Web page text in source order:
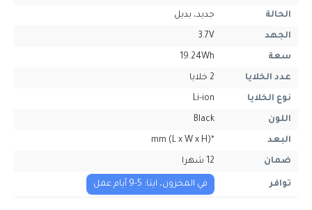
الحالة جديد، بديل
الجهد 3.7V
سعة 19.24Wh
عدد الخلايا 2 خلايا
نوع الخلايا Li-ion
اللون Black
البعد *mm (L x W x H)
ضمان 12 شهرا
توافر في المخزون، ايتا: 5-9 أيام عمل